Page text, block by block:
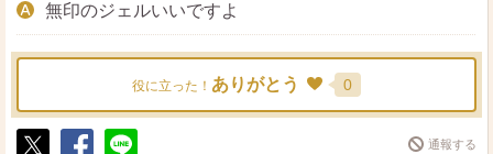
無印のジェルいいですよ
役に立った！ ありがとう 0
通報する